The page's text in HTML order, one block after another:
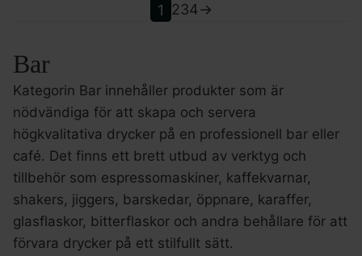
1 234→
Bar
Kategorin Bar innehåller produkter som är
nödvändiga för att skapa och servera
högkvalitativa drycker på en professionell bar eller
café. Det finns ett brett utbud av verktyg och
tillbehör som espressomaskiner, kaffekvarnar,
shakers, jiggers, barskedar, öppnare, karaffer,
glasflaskor, bitterflaskor och andra behållare för att
förvara drycker på ett stilfullt sätt.